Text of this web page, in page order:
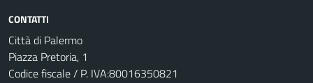
CONTATTI
Città di Palermo
Piazza Pretoria, 1
Codice fiscale / P. IVA:80016350821